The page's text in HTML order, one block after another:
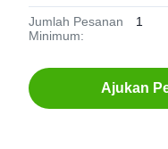
Jumlah Pesanan
Minimum:
1
Ajukan